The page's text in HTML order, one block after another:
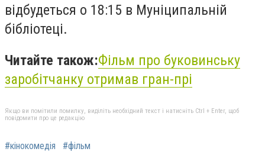
відбудеться о 18:15 в Муніципальній
бібліотеці.
Читайте також:Фільм про буковинську
заробітчанку отримав гран-прі
Якщо ви помітили помилку, виділіть необхідний текст і натисніть Ctrl + Enter, щоб
повідомити про це редакцію
#кінокомедія #фільм